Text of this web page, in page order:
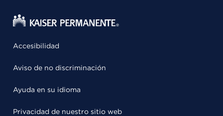
Accesibilidad
Aviso de no discriminación
Ayuda en su idioma
Privacidad de nuestro sitio web